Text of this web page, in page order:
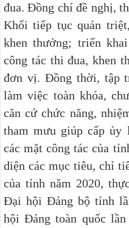
đua. Đồng chí đề nghị,
Khối tiếp tục quán
khen thưởng; triển
công tác thi đua, khen
đơn vị. Đồng thời, tập
làm việc toàn khóa,
căn cứ chức năng,
tham mưu giúp cấp ủy
các mặt công tác của
diện các mục tiêu, chỉ
của tỉnh năm 2020,
Đại hội Đảng bộ tỉnh
hội Đảng toàn quốc